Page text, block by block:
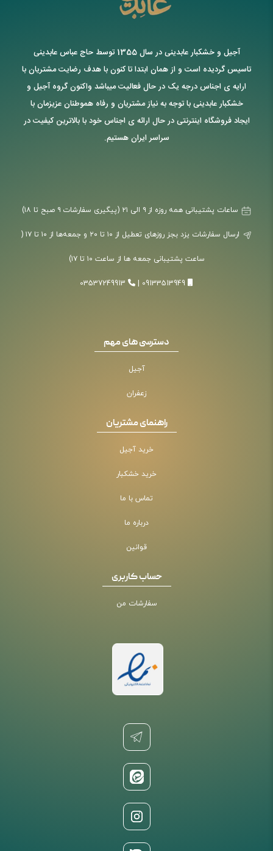
آجیل و خشکبار عابدینی در سال 1355 توسط حاج عباس عابدینی
تاسیس گردیده است و از همان ابتدا تا کنون با هدف رضایت مشتریان با
ارایه ی اجناس درجه یک در حال فعالیت میباشد واکنون گروه آجیل و
خشکبار عابدینی با توجه به نیاز مشتریان و رفاه هموطنان عزیزمان با
ایجاد فروشگاه اینترنتی در حال ارائه ی اجناس خود با بالاترین کیفیت در
سراسر ایران هستیم.
ارسال سفارشات یزد بجز روزهای تعطیل از ۱۰ تا ۲۰ و جمعه‌ها از ۱۰ تا ۱۷ (
ساعت پشتیبانی جمعه ها از ساعت ۱۰ تا ۱۷)
09133513949
03537249913
دسترسی های مهم
آجیل
زعفران
راهنمای مشتریان
خرید آجیل
خرید خشکبار
تماس با ما
درباره ما
قوانین
حساب کاربری
سفارشات من